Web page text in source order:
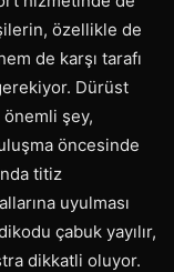
özellikle de
de karşı tarafı
Dürüst
şey,
öncesinde
titiz
uyulması
çabuk yayılır,
dikkatli oluyor.